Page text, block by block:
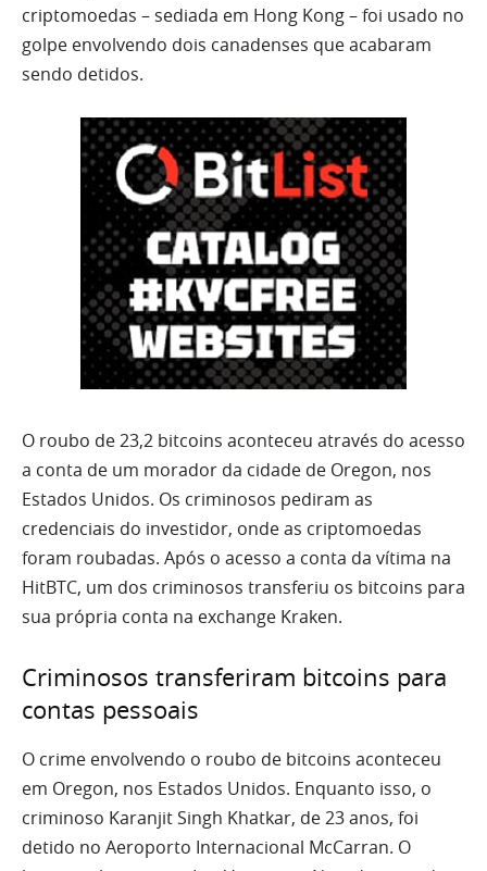
criptomoedas – sediada em Hong Kong – foi usado no
golpe envolvendo dois canadenses que acabaram
sendo detidos.
O roubo de 23,2 bitcoins aconteceu através do acesso
a conta de um morador da cidade de Oregon, nos
Estados Unidos. Os criminosos pediram as
credenciais do investidor, onde as criptomoedas
foram roubadas. Após o acesso a conta da vítima na
HitBTC, um dos criminosos transferiu os bitcoins para
sua própria conta na exchange Kraken.
Criminosos transferiram bitcoins para
contas pessoais
O crime envolvendo o roubo de bitcoins aconteceu
em Oregon, nos Estados Unidos. Enquanto isso, o
criminoso Karanjit Singh Khatkar, de 23 anos, foi
detido no Aeroporto Internacional McCarran. O